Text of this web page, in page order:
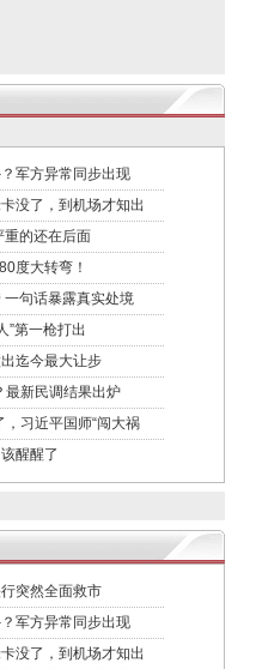
军方异常同步出现
没了，到机场才知出
重的还在后面
度大转弯！
句话暴露真实处境
”第一枪打出
迄今最大让步
最新民调结果出炉
习近平国师“闯大祸
醒醒了
突然全面救市
军方异常同步出现
没了，到机场才知出